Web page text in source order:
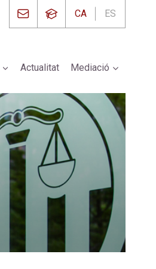
CA ES
Actualitat Mediació